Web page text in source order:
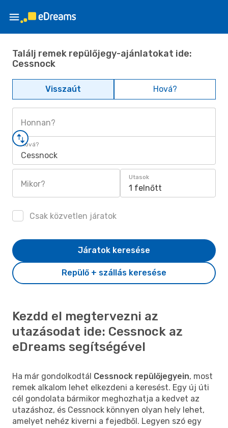
Találj remek repülőjegy-ajánlatokat ide:
Cessnock
Visszaút Hová?
Honnan?
Hová?
Cessnock
Mikor?
Utasok
1 felnőtt
Csak közvetlen járatok
Repülő + szállás keresése
Járatok keresése
Kezdd el megtervezni az
utazásodat ide: Cessnock az
eDreams segítségével
Ha már gondolkodtál Cessnock repülőjegyein, most
remek alkalom lehet elkezdeni a keresést. Egy új úti
cél gondolata bármikor meghozhatja a kedvet az
utazáshoz, és Cessnock könnyen olyan hely lehet,
amelyet nehéz kiverni a fejedből. Legyen szó egy